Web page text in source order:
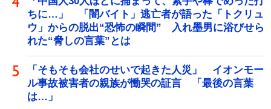
ちに…」 「闇バイト」逃亡者が語った「トクリュ
ウ」からの脱出“恐怖の瞬間” 入れ墨男に浴びせら
れた“脅しの言葉”とは
「そもそも会社のせいで起きた人災」 イオンモー
ル事故被害者の親族が慟哭の証言 「最後の言葉
は…」